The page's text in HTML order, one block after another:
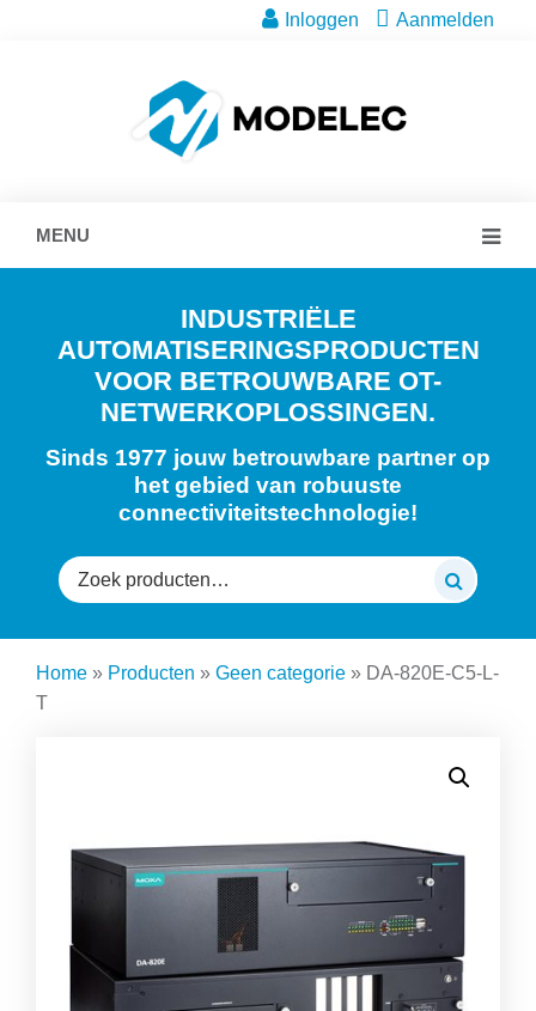
Inloggen Aanmelden
MENU
INDUSTRIËLE
AUTOMATISERINGSPRODUCTEN
VOOR BETROUWBARE OT-
NETWERKOPLOSSINGEN.
Sinds 1977 jouw betrouwbare partner op
het gebied van robuuste
connectiviteitstechnologie!
Zoeken
naar:
Home » Producten » Geen categorie » DA-820E-C5-L-
T